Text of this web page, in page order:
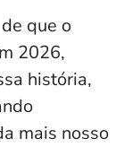
que o
2026,
história,
mais nosso